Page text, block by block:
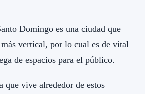
Domingo es una ciudad que
vertical, por lo cual es de vital
de espacios para el público.
que vive alrededor de estos